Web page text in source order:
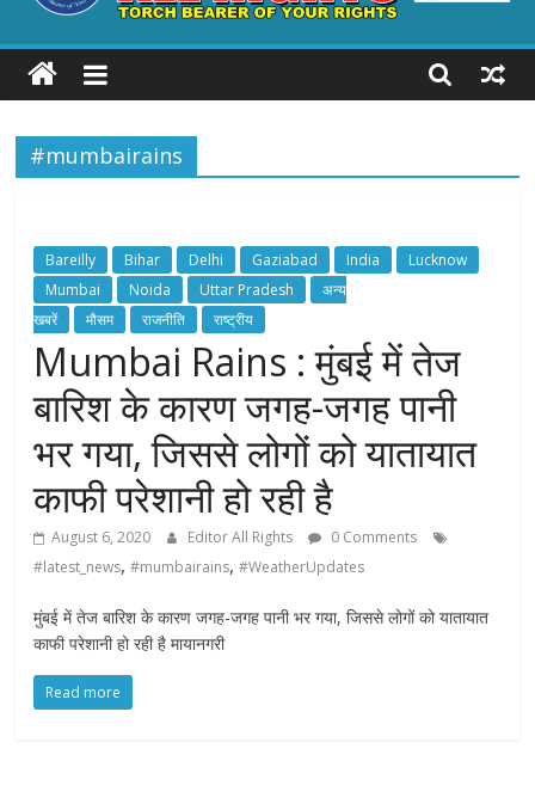
ALL
RIGHTS
Torch
your
Rights
#mumbairains
Bareilly Bihar Delhi Gaziabad India
Lucknow
Mumbai
Noida Uttar Pradesh
अन्य
खबरें
मौसम राजनीति राष्ट्रीय
Mumbai Rains : मुंबई में तेज
बारिश के कारण जगह-जगह पानी
भर गया, जिससे लोगों को यातायात
काफी परेशानी हो रही है
August 6, 2020 Editor All Rights
0 Comments
#latest_news,#mumbairains,#WeatherUpdates
मुंबई में तेज बारिश के कारण जगह-जगह पानी भर गया, जिससे लोगों को यातायात
काफी परेशानी हो रही है मायानगरी
Read more